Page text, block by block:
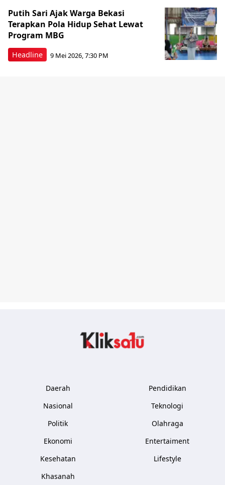
Headline
Putih Sari Ajak Warga Bekasi
Terapkan Pola Hidup Sehat Lewat
Program MBG
9 Mei 2026, 7:30 PM
Daerah
Nasional
Politik
Ekonomi
Kesehatan
Khasanah
Pendidikan
Teknologi
Olahraga
Entertaiment
Lifestyle